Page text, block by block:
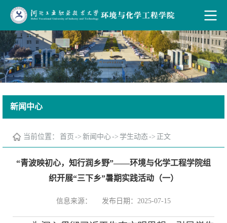
新闻中心
当前位置： 首页 -> 新闻中心-> 学生动态-> 正文
“青波映初心，知行润乡野”——环境与化学工程学院组
织开展“三下乡”暑期实践活动（一）
信息来源： 发布日期：2025-07-15